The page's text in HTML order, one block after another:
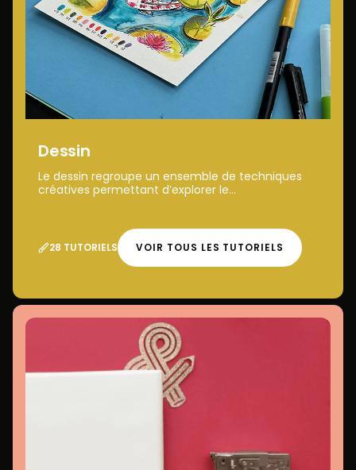
Dessin
Le dessin regroupe un ensemble de techniques
créatives permettant d’explorer le...
28 TUTORIELS VOIR TOUS LES TUTORIELS